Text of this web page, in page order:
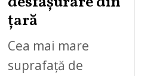
țară
Cea mai mare
suprafață de